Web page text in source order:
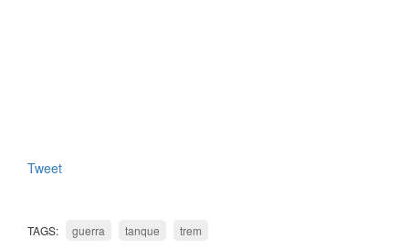
Tweet
TAGS: guerra tanque trem